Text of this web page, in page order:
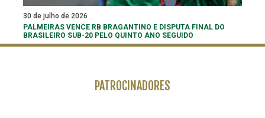
30 de julho de 2026
PALMEIRAS VENCE RB BRAGANTINO E DISPUTA FINAL DO
BRASILEIRO SUB-20 PELO QUINTO ANO SEGUIDO
PATROCINADORES